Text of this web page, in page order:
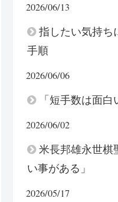
2026/06/13
指したい気持ち
手順
2026/06/06
「短手数は面白
2026/06/02
米長邦雄永世棋
い事がある」
2026/05/17